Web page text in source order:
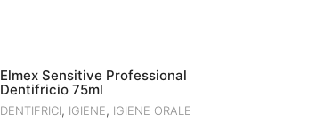
Elmex Sensitive Professional
Dentifricio 75ml
DENTIFRICI, IGIENE, IGIENE ORALE